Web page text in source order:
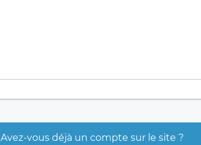
Avez-vous déjà un compte sur le site ?